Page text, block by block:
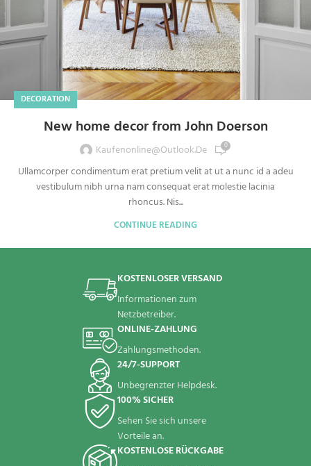
DECORATION
New home decor from John Doerson
Kaufenonline@outlook.de 0
Ullamcorper condimentum erat pretium velit at ut a nunc id a adeu
vestibulum nibh urna nam consequat erat molestie lacinia
rhoncus. Nis...
CONTINUE READING
KOSTENLOSER VERSAND
Informationen zum
Netzbetreiber.
ONLINE-ZAHLUNG
Zahlungsmethoden.
24/7-SUPPORT
Unbegrenzter Helpdesk.
100% SICHER
Sehen Sie sich unsere
Vorteile an.
KOSTENLOSE RÜCKGABE